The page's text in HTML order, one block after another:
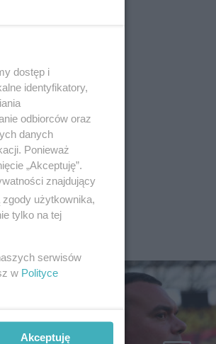
dostęp i
identyfikatory,
odbiorców oraz
danych
Ponieważ
„Akceptuję”.
znajdujący
użytkownika,
tylko na tej
serwisów
w Polityce
Akceptuję